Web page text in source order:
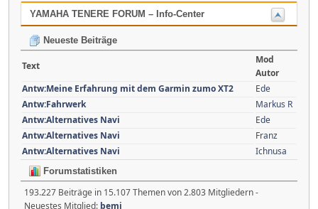
YAMAHA TENERE FORUM – Info-Center
Neueste Beiträge
Text
Mod
Autor
Antw:Meine Erfahrung mit dem Garmin zumo XT2
Ede
Antw:Fahrwerk
Markus R
Antw:Alternatives Navi
Ede
Antw:Alternatives Navi
Franz
Antw:Alternatives Navi
Ichnusa
Forumstatistiken
193.227 Beiträge in 15.107 Themen von 2.803 Mitgliedern -
Neuestes Mitglied: bemi